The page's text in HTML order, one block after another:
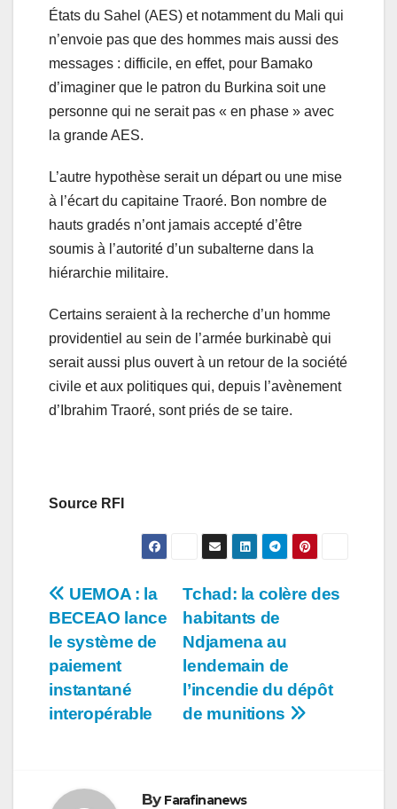
États du Sahel (AES) et notamment du Mali qui
n’envoie pas que des hommes mais aussi des
messages : difficile, en effet, pour Bamako
d’imaginer que le patron du Burkina soit une
personne qui ne serait pas « en phase » avec
la grande AES.
L’autre hypothèse serait un départ ou une mise
à l’écart du capitaine Traoré. Bon nombre de
hauts gradés n’ont jamais accepté d’être
soumis à l’autorité d’un subalterne dans la
hiérarchie militaire.
Certains seraient à la recherche d’un homme
providentiel au sein de l’armée burkinabè qui
serait aussi plus ouvert à un retour de la société
civile et aux politiques qui, depuis l’avènement
d’Ibrahim Traoré, sont priés de se taire.
Source RFI
Navigation
de
l’article
Tchad: la colère des
habitants de
Ndjamena au
lendemain de
l’incendie du dépôt
de munitions
UEMOA : la
BECEAO lance
le système de
paiement
instantané
interopérable
By Farafinanews